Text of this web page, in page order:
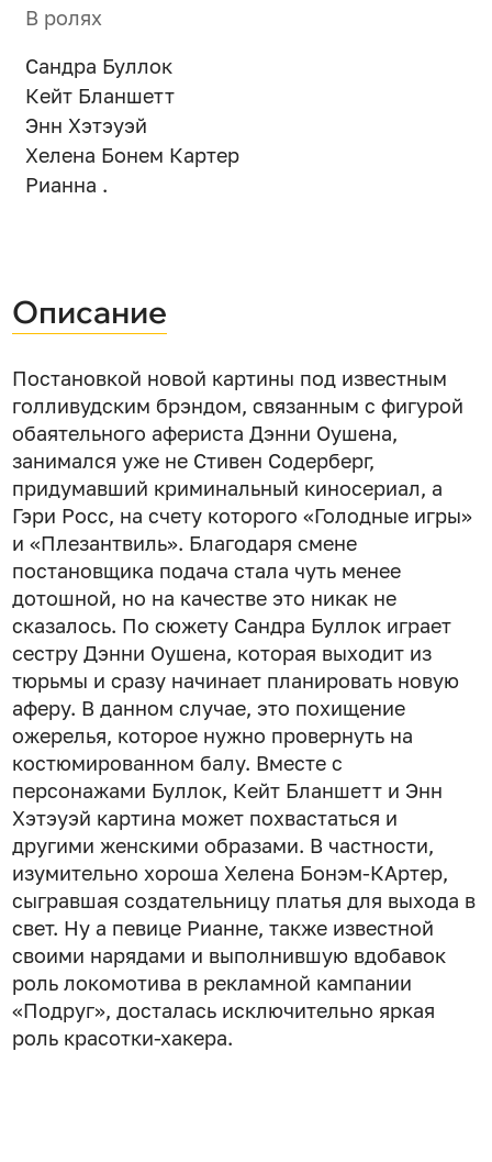
В ролях
Сандра Буллок
Кейт Бланшетт
Энн Хэтэуэй
Хелена Бонем Картер
Рианна .
Описание
Постановкой новой картины под известным
голливудским брэндом, связанным с фигурой
обаятельного афериста Дэнни Оушена,
занимался уже не Стивен Содерберг,
придумавший криминальный киносериал, а
Гэри Росс, на счету которого «Голодные игры»
и «Плезантвиль». Благодаря смене
постановщика подача стала чуть менее
дотошной, но на качестве это никак не
сказалось. По сюжету Сандра Буллок играет
сестру Дэнни Оушена, которая выходит из
тюрьмы и сразу начинает планировать новую
аферу. В данном случае, это похищение
ожерелья, которое нужно провернуть на
костюмированном балу. Вместе с
персонажами Буллок, Кейт Бланшетт и Энн
Хэтэуэй картина может похвастаться и
другими женскими образами. В частности,
изумительно хороша Хелена Бонэм-КАртер,
сыгравшая создательницу платья для выхода в
свет. Ну а певице Рианне, также известной
своими нарядами и выполнившую вдобавок
роль локомотива в рекламной кампании
«Подруг», досталась исключительно яркая
роль красотки-хакера.